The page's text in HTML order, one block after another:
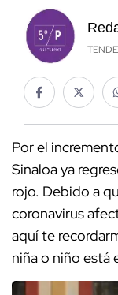
Por el
Sinaloa ya
rojo. Debido a
coronavirus
aquí te
niña o niño está